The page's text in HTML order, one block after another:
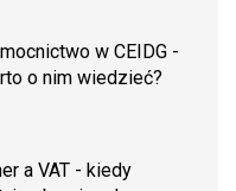
w CEIDG -
o nim wiedzieć?
a VAT - kiedy